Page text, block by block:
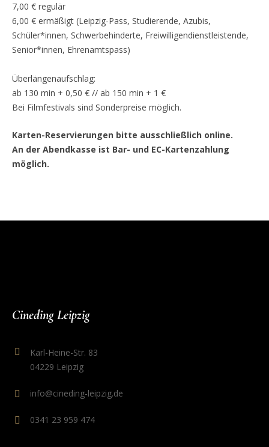
7,00 € regulär
6,00 € ermäßigt (Leipzig-Pass, Studierende, Azubis,
Schüler*innen, Schwerbehinderte, Freiwilligendienstleistende,
Senior*innen, Ehrenamtspass)
Überlängenaufschlag:
ab 130 min + 0,50 € // ab 150 min + 1 €
Bei Filmfestivals sind Sonderpreise möglich.
Karten-Reservierungen bitte ausschließlich online.
An der Abendkasse ist Bar- und EC-Kartenzahlung
möglich.
Cineding Leipzig
Karl-Heine-Str. 83
04229 Leipzig
info@cineding-leipzig.de
0341 23 959 474